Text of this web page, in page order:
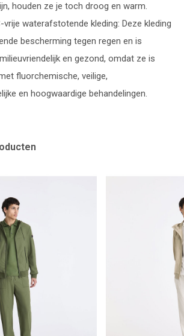
houden ze je toch droog en warm.
vrije waterafstotende kleding: Deze kleding
bescherming tegen regen en is
en gezond, omdat ze is
fluorchemische, veilige,
en hoogwaardige behandelingen.